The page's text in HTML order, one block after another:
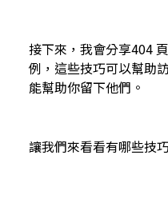
接下來，我會分享404
例，這些技巧可以幫助
能幫助你留下他們。
讓我們來看看有哪些技